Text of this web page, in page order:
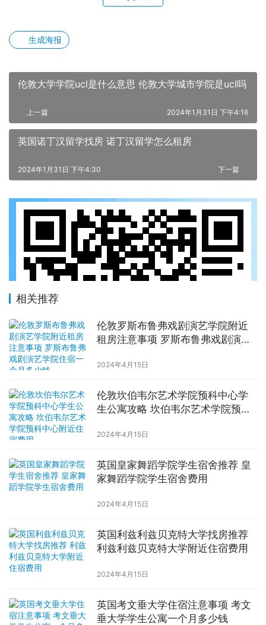
生成海报
伦敦大学学院ucl是什么意思 伦敦大学城市学院是ucl吗
上一篇 2024年1月31日 下午4:16
英国诺丁汉留学找房 诺丁汉留学怎么租房
下一篇
2024年1月31日 下午4:30
相关推荐
伦敦罗斯布鲁弗戏剧演艺学院附近
租房注意事项 罗斯布鲁弗戏剧演艺
2024年4月15日
伦敦坎伯韦尔艺术学院预科中心学
生公寓攻略 坎伯韦尔艺术学院预科
2024年4月15日
英国皇家舞蹈学院学生宿舍推荐 皇
家舞蹈学院学生宿舍费用
2024年4月15日
英国利兹利兹贝克特大学找房推荐
利兹利兹贝克特大学附近住宿费用
2024年4月15日
英国考文垂大学住宿注意事项 考文
垂大学学生公寓一个月多少钱